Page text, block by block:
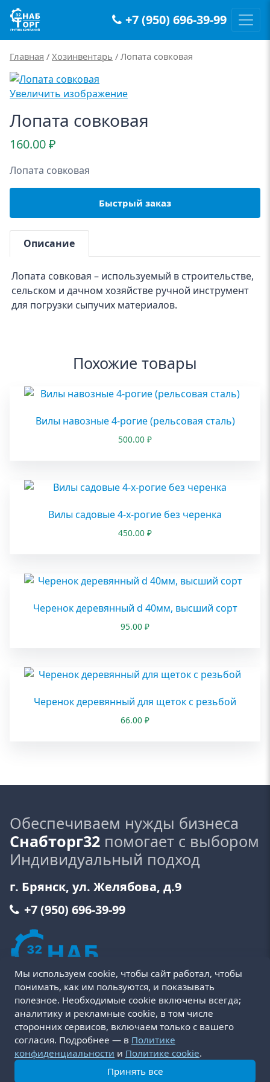
Main Navigation +7 (950) 696-39-99
Главная / Хозинвентарь / Лопата совковая
Увеличить изображение
Лопата совковая
160.00₽
Лопата совковая
Быстрый заказ
Описание
Лопата совковая – используемый в строительстве,
сельском и дачном хозяйстве ручной инструмент
для погрузки сыпучих материалов.
Похожие товары
Вилы навозные 4-рогие (рельсовая сталь)
500.00 ₽
Вилы садовые 4-х-рогие без черенка
450.00 ₽
Черенок деревянный d 40мм, высший сорт
95.00 ₽
Черенок деревянный для щеток с резьбой
66.00 ₽
Обеспечиваем нужды бизнеса
Снабторг32 помогает с выбором
Индивидуальный подход
г. Брянск, ул. Желябова, д.9
+7 (950) 696-39-99
Пользовательское соглашение
Политика cookie
Политика конфиденциальности Оферта
Условия возврата и обмена товара
Мы используем cookie, чтобы сайт работал, чтобы
понимать, как им пользуются, и показывать
полезное. Необходимые cookie включены всегда;
аналитику и рекламные cookie, в том числе
сторонних сервисов, включаем только с вашего
согласия. Подробнее — в Политике
конфиденциальности и Политике cookie.
Принять все